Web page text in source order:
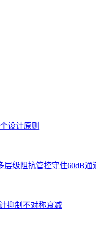
设计原则
级阻抗管控守住60dB通
抑制不对称衰减